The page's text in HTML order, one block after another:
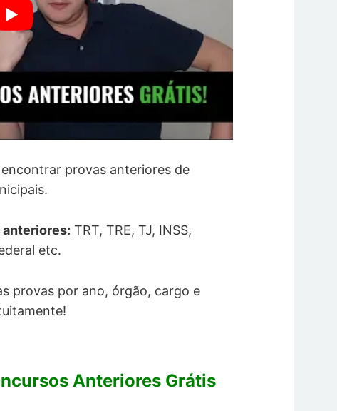
provas anteriores de
anteriores: TRT, TRE, TJ, INSS,
etc.
provas por ano, órgão, cargo e
Anteriores Grátis